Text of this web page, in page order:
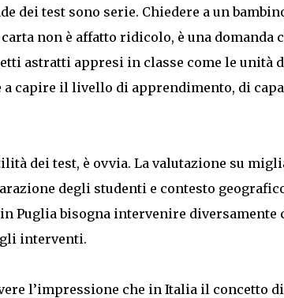
dei test sono serie. Chiedere a un
non è affatto ridicolo, è una domanda
astratti appresi in classe come le unità
a capire il livello di apprendimento, di
dei test, è ovvia. La valutazione su
degli studenti e contesto
Puglia bisogna intervenire diversamente
interventi.
l’impressione che in Italia il concetto